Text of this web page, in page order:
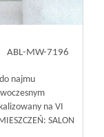
ABL-MW-7196
najmu
na VI
SALON